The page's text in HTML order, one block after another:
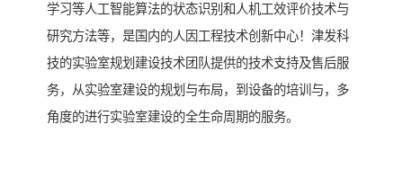
学习等人工智能算法的状态识别和人机工效评价技术与
研究方法等，是国内的人因工程技术创新中心！津发科
技的实验室规划建设技术团队提供的技术支持及售后服
务，从实验室建设的规划与布局，到设备的培训与，多
角度的进行实验室建设的全生命周期的服务。